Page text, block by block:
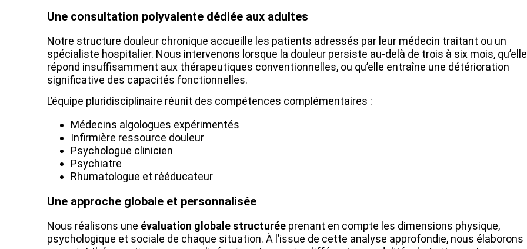
Une consultation polyvalente dédiée aux adultes
Notre structure douleur chronique accueille les patients adressés par leur médecin traitant ou un
spécialiste hospitalier. Nous intervenons lorsque la douleur persiste au-delà de trois à six mois, qu’elle
répond insuffisamment aux thérapeutiques conventionnelles, ou qu’elle entraîne une détérioration
significative des capacités fonctionnelles.
L’équipe pluridisciplinaire réunit des compétences complémentaires :
Médecins algologues expérimentés
Infirmière ressource douleur
Psychologue clinicien
Psychiatre
Rhumatologue et rééducateur
Une approche globale et personnalisée
Nous réalisons une évaluation globale structurée prenant en compte les dimensions physique,
psychologique et sociale de chaque situation. À l’issue de cette analyse approfondie, nous élaborons